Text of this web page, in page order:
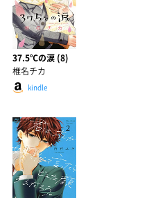
37.5℃の涙 (8)
椎名チカ
kindle